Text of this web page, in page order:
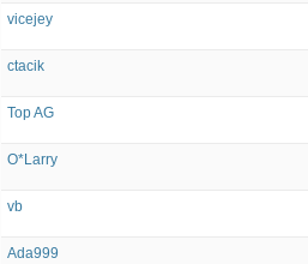
vicejey
ctacik
Top AG
O*Larry
vb
Ada999